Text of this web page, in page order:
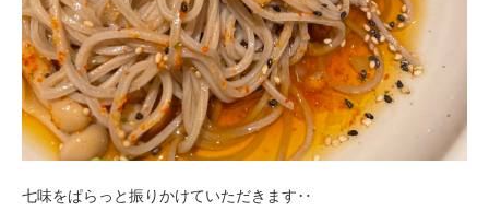
七味をぱらっと振りかけていただきます‥